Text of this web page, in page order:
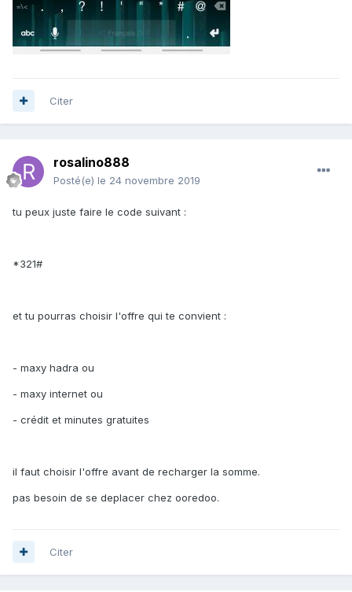
Citer
rosalino888
Posté(e) le 24 novembre 2019
tu peux juste faire le code suivant :
*321#
et tu pourras choisir l'offre qui te convient :
- maxy hadra ou
- maxy internet ou
- crédit et minutes gratuites
il faut choisir l'offre avant de recharger la somme.
pas besoin de se deplacer chez ooredoo.
Citer